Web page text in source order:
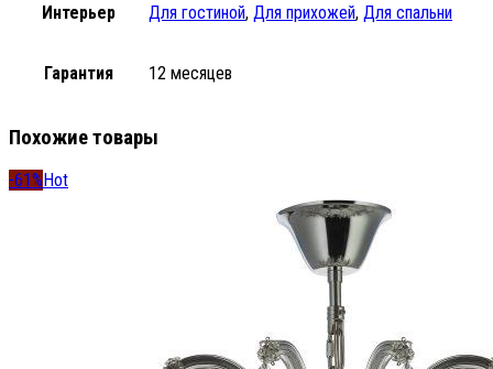
Интерьер Для гостиной, Для прихожей, Для спальни
Гарантия 12 месяцев
Похожие товары
-61% Hot